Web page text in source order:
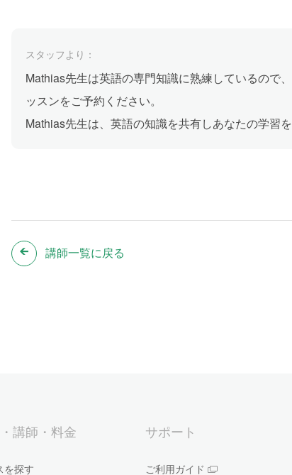
スタッフより：
Mathias先生は英語の専門知識に熟練しているので
ッスンをご予約ください。
Mathias先生は、英語の知識を共有しあなたの学習
講師一覧に戻る
講師・料金
を探す
サポート
ご利用ガイド